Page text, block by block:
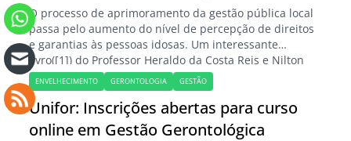
O processo de aprimoramento da gestão pública local
passa pelo aumento do nível de percepção de direitos
e garantias às pessoas idosas. Um interessante
livro([1]) do Professor Heraldo da Costa Reis e Nilton
Almeida Rocha, “Leituras de administração financeira”,
de 2003, traz um capítulo escrito por Alcides Redondo
Rodrigues, onde é abordado o papel das…
ENVELHECIMENTO GERONTOLOGIA GESTÃO
Unifor: Inscrições abertas para curso
online em Gestão Gerontológica